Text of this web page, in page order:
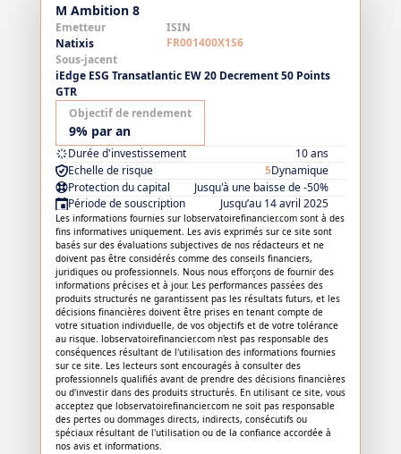
M Ambition 8
Emetteur
Natixis
ISIN
FR001400X1S6
Sous-jacent
iEdge ESG Transatlantic EW 20 Decrement 50 Points
GTR
Objectif de rendement
9% par an
Durée d'investissement
10 ans
Echelle de risque
5Dynamique
Protection du capital
Jusqu'à une baisse de -50%
Période de souscription
Jusqu’au 14 avril 2025
Les informations fournies sur lobservatoirefinancier.com sont à des
fins informatives uniquement. Les avis exprimés sur ce site sont
basés sur des évaluations subjectives de nos rédacteurs et ne
doivent pas être considérés comme des conseils financiers,
juridiques ou professionnels. Nous nous efforçons de fournir des
informations précises et à jour. Les performances passées des
produits structurés ne garantissent pas les résultats futurs, et les
décisions financières doivent être prises en tenant compte de
votre situation individuelle, de vos objectifs et de votre tolérance
au risque. lobservatoirefinancier.com n'est pas responsable des
conséquences résultant de l'utilisation des informations fournies
sur ce site. Les lecteurs sont encouragés à consulter des
professionnels qualifiés avant de prendre des décisions financières
ou d'investir dans des produits structurés. En utilisant ce site, vous
acceptez que lobservatoirefinancier.com ne soit pas responsable
des pertes ou dommages directs, indirects, consécutifs ou
spéciaux résultant de l'utilisation ou de la confiance accordée à
nos avis et informations.